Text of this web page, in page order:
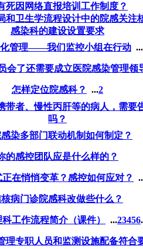
死因网络直报培训工作制度？
和卫生学流程设计中的院感关注
感染科的建设设置要求
化管理——我们监控小组在行动 ...
会了还需要成立医院感染管理领
怎样定位院感科？ ...2
带者、慢性丙肝等的病人，需要
吗？
感染多部门联动机制如何制定？
的感控团队应是什么样的？
正在悄悄变革？感控如何应对？
病门诊院感科改做些什么？
工作流程简介（课件） ...23456
理专职人员和监测设施配备符合